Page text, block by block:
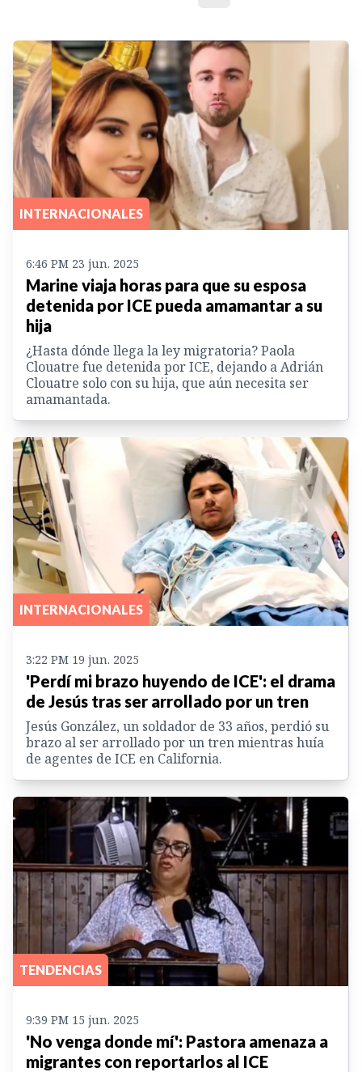
INTERNACIONALES
6:46 PM 23 jun. 2025
Marine viaja horas para que su esposa
detenida por ICE pueda amamantar a su
hija
¿Hasta dónde llega la ley migratoria? Paola
Clouatre fue detenida por ICE, dejando a Adrián
Clouatre solo con su hija, que aún necesita ser
amamantada.
INTERNACIONALES
3:22 PM 19 jun. 2025
'Perdí mi brazo huyendo de ICE': el drama
de Jesús tras ser arrollado por un tren
Jesús González, un soldador de 33 años, perdió su
brazo al ser arrollado por un tren mientras huía
de agentes de ICE en California.
TENDENCIAS
9:39 PM 15 jun. 2025
'No venga donde mí': Pastora amenaza a
migrantes con reportarlos al ICE